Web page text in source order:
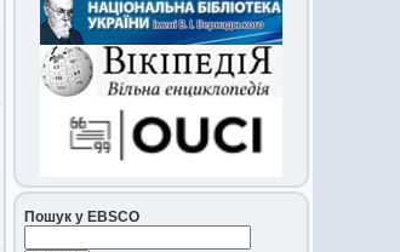
Пошук у EBSCO